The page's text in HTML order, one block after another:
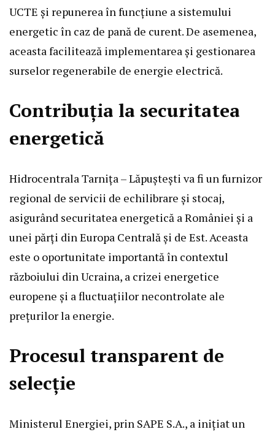
UCTE și repunerea în funcțiune a sistemului
energetic în caz de pană de curent. De asemenea,
aceasta facilitează implementarea și gestionarea
surselor regenerabile de energie electrică.
Contribuția la securitatea
energetică
Hidrocentrala Tarnița – Lăpuștești va fi un furnizor
regional de servicii de echilibrare și stocaj,
asigurând securitatea energetică a României și a
unei părți din Europa Centrală și de Est. Aceasta
este o oportunitate importantă în contextul
războiului din Ucraina, a crizei energetice
europene și a fluctuațiilor necontrolate ale
prețurilor la energie.
Procesul transparent de
selecție
Ministerul Energiei, prin SAPE S.A., a inițiat un